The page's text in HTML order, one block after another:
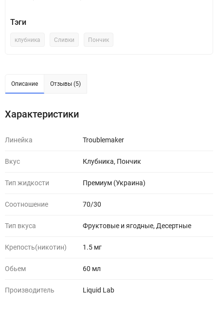
Тэги
клубника Сливки Пончик
Описание Отзывы (5)
Характеристики
Линейка Troublemaker
Вкус Клубника, Пончик
Тип жидкости Премиум (Украина)
Соотношение 70/30
Тип вкуса Фруктовые и ягодные, Десертные
Крепость(никотин) 1.5 мг
Обьем 60 мл
Производитель Liquid Lab